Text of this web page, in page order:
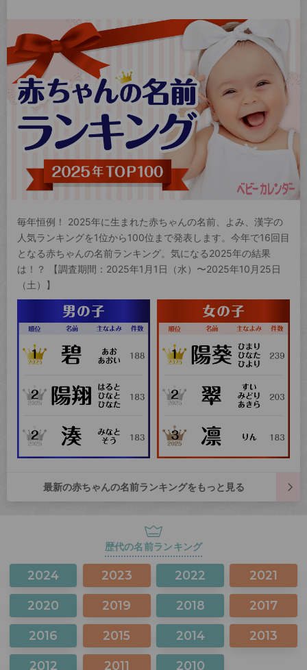
毎年恒例！ 2025年に生まれた赤ちゃんの名前、よみ、漢字の
人気ランキングを1位から100位まで発表します。今年で16回目
となる赤ちゃんの名前ランキング。気になる2025年の結果
は！？ 【調査期間：2025年1月1日（水）〜2025年10月25日
（土）】
最新の赤ちゃんの名前ランキングをもっと見る
歴代の名前ランキング
2024 2023 2022 2021
2020 2019 2018 2017
2016 2015 2014 2013
2012 2011 2010